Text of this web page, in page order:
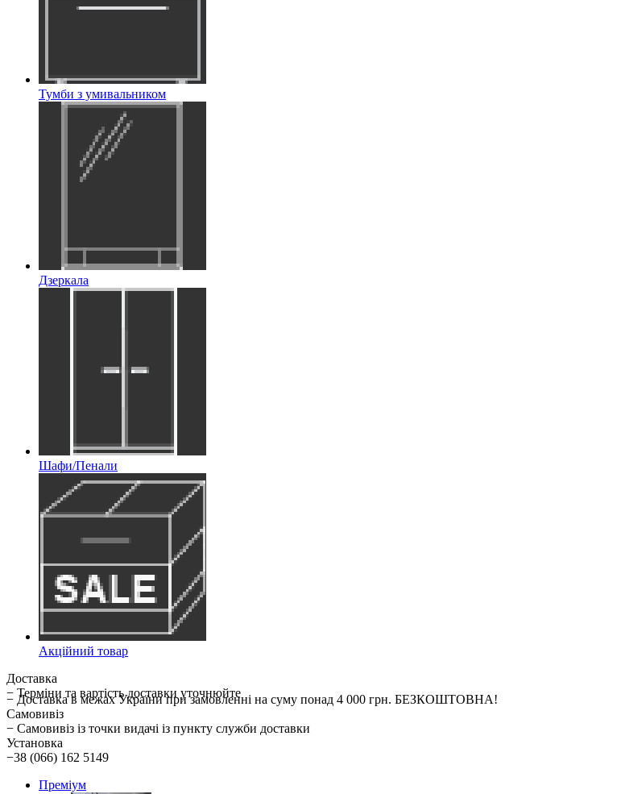
Тумби з умивальником
Дзеркала
Шафи/Пенали
Акційний товар
Доставка
− Терміни та вартість доставки уточнюйте
− Доставка в межах України при замовленні на суму понад 4 000 грн. БЕЗКОШТОВНА!
Самовивіз
− Самовивіз із точки видачі із пункту служби доставки
Установка
−38 (066) 162 5149
Преміум